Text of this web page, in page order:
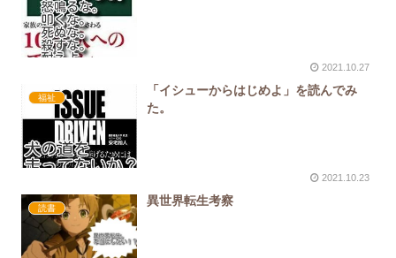
2021.10.27
福祉
「イシューからはじめよ」を読んでみ
た。
2021.10.23
読書
異世界転生考察